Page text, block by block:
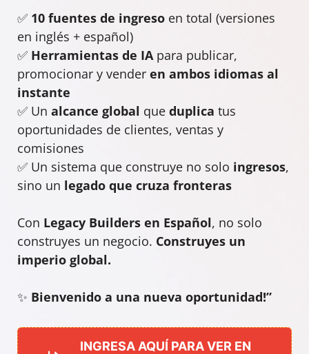
✅ 10 fuentes de ingreso en total (versiones
en inglés + español)
✅ Herramientas de IApara publicar,
promocionar y vender en ambos idiomas al
instante
✅ Un alcance global que duplica tus
oportunidades de clientes, ventas y
comisiones
✅ Un sistema que construye no solo ingresos,
sino un legado que cruza fronteras
Con Legacy Builders en Español, no solo
construyes un negocio. Construyes un
imperio global.
✨ Bienvenido a una nueva oportunidad!”
INGRESA AQUÍ PARA VER EN